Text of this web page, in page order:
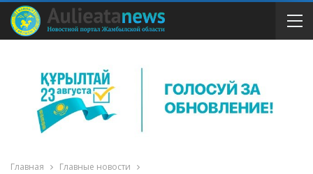
Главная Главные новости